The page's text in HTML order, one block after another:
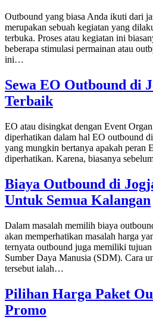
Outbound yang biasa Anda ikuti dari
merupakan sebuah kegiatan yang
terbuka. Proses atau kegiatan ini
beberapa stimulasi permainan atau
ini…
Sewa EO Outbound di
Terbaik
EO atau disingkat dengan Event
diperhatikan dalam hal EO outbound
yang mungkin bertanya apakah peran
diperhatikan. Karena, biasanya
Biaya Outbound di
Untuk Semua Kalangan
Dalam masalah memilih biaya
akan memperhatikan masalah harga
ternyata outbound juga memiliki
Sumber Daya Manusia (SDM). Cara
tersebut ialah…
Pilihan Harga Paket
Promo